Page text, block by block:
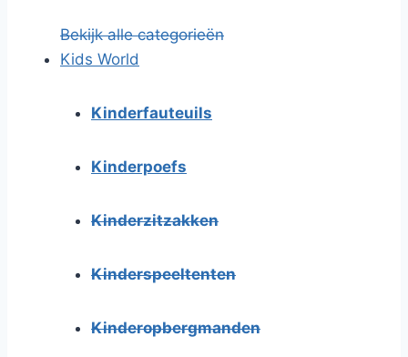
Bekijk alle categorieën
Kids World
Kinderfauteuils
Kinderpoefs
Kinderzitzakken
Kinderspeeltenten
Kinderopbergmanden